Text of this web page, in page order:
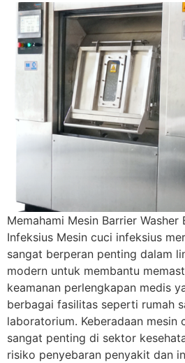
Memahami Mesin Barrier
Infeksius Mesin cuci infeksius
sangat berperan penting dalam
modern untuk membantu
keamanan perlengkapan medis
berbagai fasilitas seperti rumah
laboratorium. Keberadaan mesin
sangat penting di sektor
risiko penyebaran penyakit dan